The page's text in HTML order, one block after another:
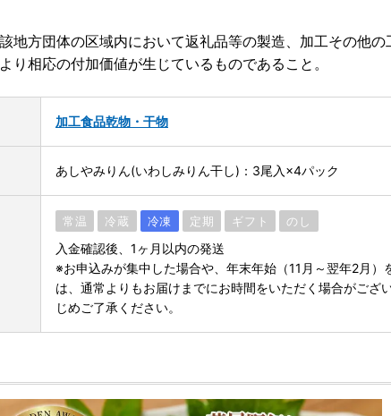
該地方団体の区域内において返礼品等の製造、加工その他
り相応の付加価値が生じているものであること。
加工食品乾物・干物
あしやみりん(いわしみりん干し)：3尾入×4パック
常温 冷蔵 冷凍 定期 ギフト のし
入金確認後、1ヶ月以内の発送
※お申込みが集中した場合や、年末年始（11月～翌年2月）
は、通常よりもお届けまでにお時間をいただく場合がござ
じめご了承ください。